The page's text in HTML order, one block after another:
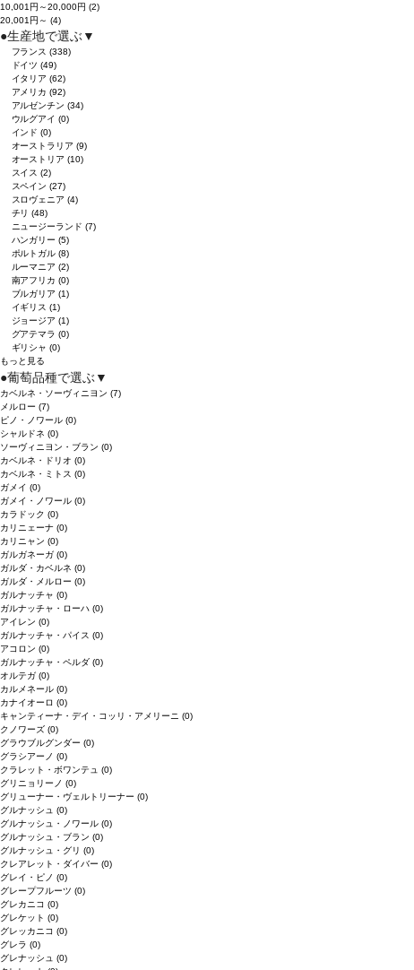
10,001円～20,000円 (2)
20,001円～ (4)
●生産地で選ぶ ▼
フランス(338)
ドイツ(49)
イタリア(62)
アメリカ(92)
アルゼンチン(34)
ウルグアイ(0)
インド(0)
オーストラリア(9)
オーストリア(10)
スイス(2)
スペイン(27)
スロヴェニア(4)
チリ(48)
ニュージーランド(7)
ハンガリー(5)
ポルトガル(8)
ルーマニア(2)
南アフリカ(0)
ブルガリア(1)
イギリス(1)
ジョージア(1)
グアテマラ(0)
ギリシャ(0)
もっと見る
●葡萄品種で選ぶ ▼
カベルネ・ソーヴィニヨン (7)
メルロー (7)
ピノ・ノワール (0)
シャルドネ (0)
ソーヴィニヨン・ブラン (0)
カベルネ・ドリオ (0)
カベルネ・ミトス (0)
ガメイ (0)
ガメイ・ノワール (0)
カラドック (0)
カリニェーナ (0)
カリニャン (0)
ガルガネーガ (0)
ガルダ・カベルネ (0)
ガルダ・メルロー (0)
ガルナッチャ (0)
ガルナッチャ・ローハ (0)
アイレン (0)
ガルナッチャ・パイス (0)
アコロン (0)
ガルナッチャ・ペルダ (0)
オルテガ (0)
カルメネール (0)
カナイオーロ (0)
キャンティーナ・デイ・コッリ・アメリーニ (0)
クノワーズ (0)
グラウブルグンダー (0)
グラシアーノ (0)
クラレット・ボワンテュ (0)
グリニョリーノ (0)
グリューナー・ヴェルトリーナー (0)
グルナッシュ (0)
グルナッシュ・ノワール (0)
グルナッシュ・ブラン (0)
グルナッシュ・グリ (0)
クレアレット・ダイバー (0)
グレイ・ピノ (0)
グレープフルーツ (0)
グレカニコ (0)
グレケット (0)
グレッカニコ (0)
グレラ (0)
グレナッシュ (0)